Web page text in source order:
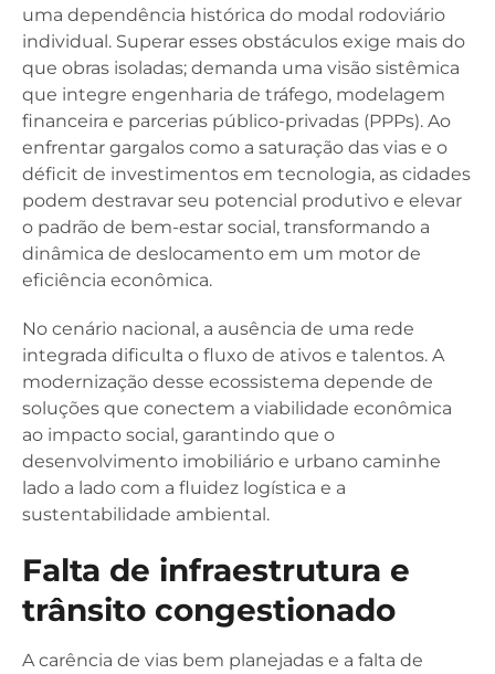
uma dependência histórica do modal rodoviário
individual. Superar esses obstáculos exige mais do
que obras isoladas; demanda uma visão sistêmica
que integre engenharia de tráfego, modelagem
financeira e parcerias público-privadas (PPPs). Ao
enfrentar gargalos como a saturação das vias e o
déficit de investimentos em tecnologia, as cidades
podem destravar seu potencial produtivo e elevar
o padrão de bem-estar social, transformando a
dinâmica de deslocamento em um motor de
eficiência econômica.
No cenário nacional, a ausência de uma rede
integrada dificulta o fluxo de ativos e talentos. A
modernização desse ecossistema depende de
soluções que conectem a viabilidade econômica
ao impacto social, garantindo que o
desenvolvimento imobiliário e urbano caminhe
lado a lado com a fluidez logística e a
sustentabilidade ambiental.
Falta de infraestrutura e
trânsito congestionado
A carência de vias bem planejadas e a falta de